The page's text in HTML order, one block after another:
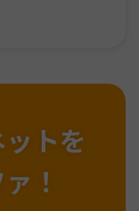
トを
！